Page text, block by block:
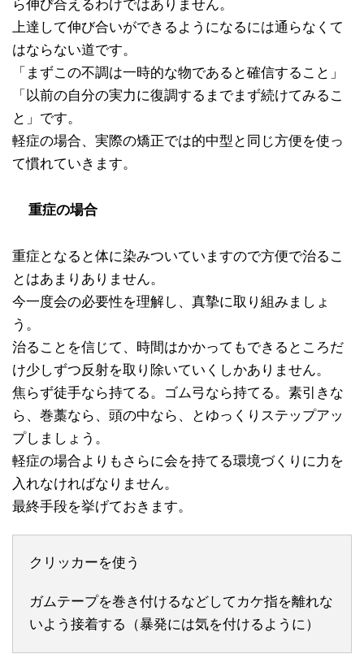
ら伸び合えるわけではありません。
上達して伸び合いができるようになるには通らなくて
はならない道です。
「まずこの不調は一時的な物であると確信すること」
「以前の自分の実力に復調するまでまず続けてみるこ
と」です。
軽症の場合、実際の矯正では的中型と同じ方便を使っ
て慣れていきます。
重症の場合
重症となると体に染みついていますので方便で治るこ
とはあまりありません。
今一度会の必要性を理解し、真摯に取り組みましょ
う。
治ることを信じて、時間はかかってもできるところだ
け少しずつ反射を取り除いていくしかありません。
焦らず徒手なら持てる。ゴム弓なら持てる。素引きな
ら、巻藁なら、頭の中なら、とゆっくりステップアッ
プしましょう。
軽症の場合よりもさらに会を持てる環境づくりに力を
入れなければなりません。
最終手段を挙げておきます。
クリッカーを使う
ガムテープを巻き付けるなどしてカケ指を離れな
いよう接着する（暴発には気を付けるように）